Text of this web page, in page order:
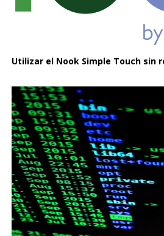
Utilizar el Nook Simple Touch sin